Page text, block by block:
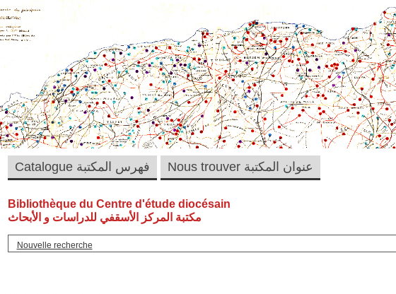
Bibliothèque du Centre d'étude diocésain
مكتبة المركز الأسقفي للدراسات و الأبحاث
Nouvelle recherche
Catalogue فهرس المكتبة Nous trouver عنوان المكتبة